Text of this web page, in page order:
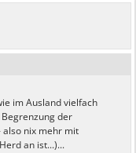
im Ausland vielfach
der
also nix mehr mit
an ist...)...